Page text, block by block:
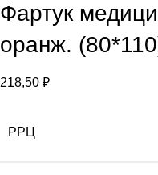
Фартук
оранж.
218,50 ₽
РРЦ